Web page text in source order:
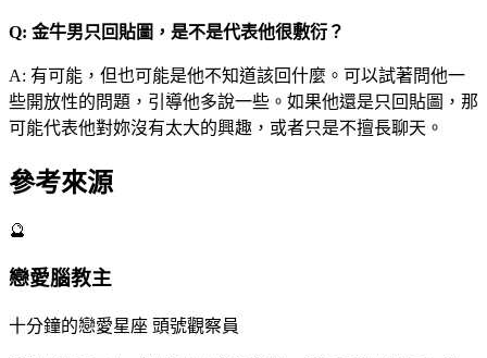
Q: 金牛男只回貼圖，是不是代表他很敷衍？
A: 有可能，但也可能是他不知道該回什麼。可以試著問他一
些開放性的問題，引導他多說一些。如果他還是只回貼圖，那
可能代表他對妳沒有太大的興趣，或者只是不擅長聊天。
參考來源
🔮
戀愛腦教主
十分鐘的戀愛星座 頭號觀察員